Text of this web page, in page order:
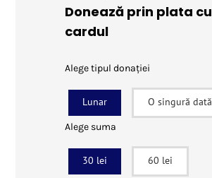
Donează prin plata cu
cardul
Alege tipul donației
Lunar O singură dată
Alege suma
30 lei 60 lei